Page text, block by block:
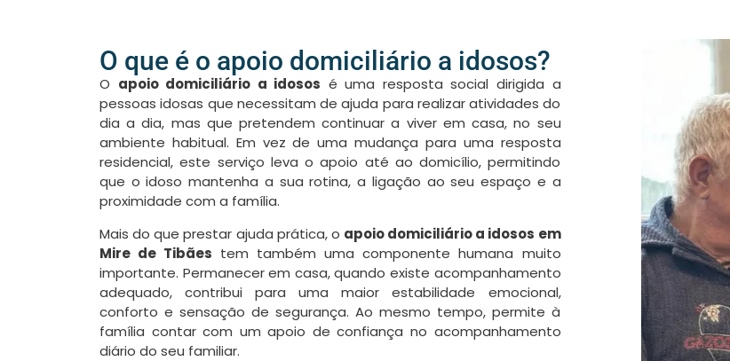
O que é o apoio domiciliário a idosos?
O apoio domiciliário a idosos é uma resposta social dirigida a
pessoas idosas que necessitam de ajuda para realizar atividades do
dia a dia, mas que pretendem continuar a viver em casa, no seu
ambiente habitual. Em vez de uma mudança para uma resposta
residencial, este serviço leva o apoio até ao domicílio, permitindo
que o idoso mantenha a sua rotina, a ligação ao seu espaço e a
proximidade com a família.
Mais do que prestar ajuda prática, o apoio domiciliário a idosos em
Mire de Tibães tem também uma componente humana muito
importante. Permanecer em casa, quando existe acompanhamento
adequado, contribui para uma maior estabilidade emocional,
conforto e sensação de segurança. Ao mesmo tempo, permite à
família contar com um apoio de confiança no acompanhamento
diário do seu familiar.